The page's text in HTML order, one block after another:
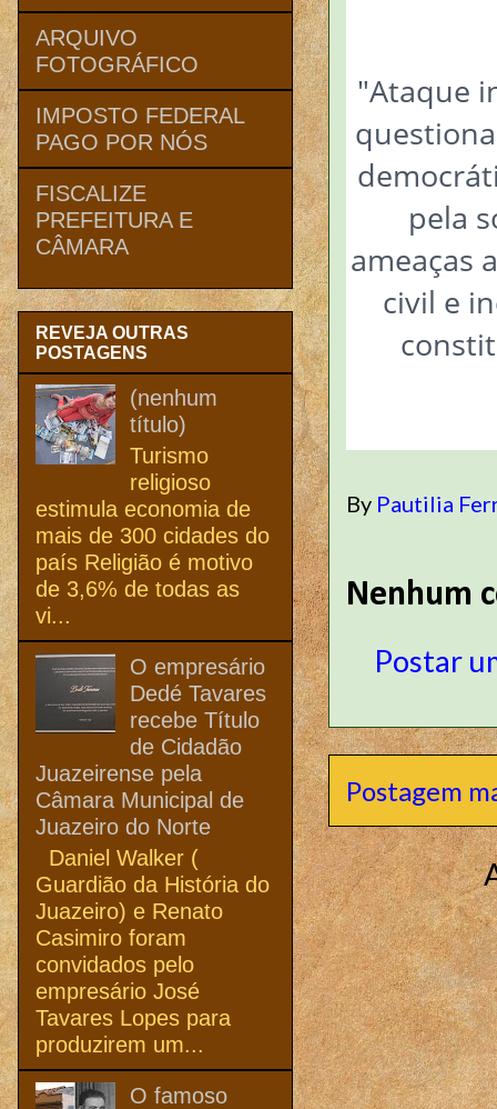
"Ataque
pela
ameaças
civil e
By Pautilia
Nenhum
Postar
Postagem
ARQUIVO
FOTOGRÁFICO
IMPOSTO FEDERAL
PAGO POR NÓS
FISCALIZE
PREFEITURA E
CÂMARA
REVEJA OUTRAS
POSTAGENS
(nenhum
título)
Turismo
religioso
estimula economia de
mais de 300 cidades do
país Religião é motivo
de 3,6% de todas as
vi...
O empresário
Dedé Tavares
recebe Título
de Cidadão
Juazeirense pela
Câmara Municipal de
Juazeiro do Norte
Daniel Walker (
Guardião da História do
Juazeiro) e Renato
Casimiro foram
convidados pelo
empresário José
Tavares Lopes para
produzirem um...
O famoso